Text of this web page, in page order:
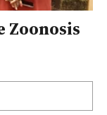
Zoonosis